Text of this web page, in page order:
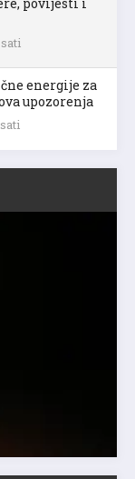
energije za
upozorenja